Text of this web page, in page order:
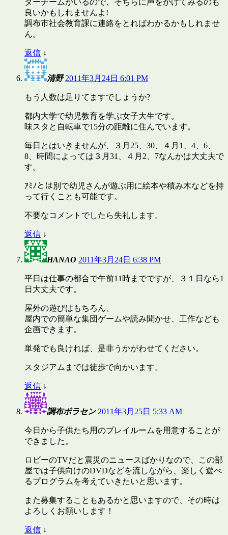
ダーチームがいるので、そちらに声をかけてみるのも
良いかもしれませんよ!
調布市社会教育課に連絡をとればわかるかもしれませ
ん。
返信 ↓
清野 2011年3月24日 6:01 PM
もう人数は足りてますでしょうか?
都内大学で幼児教育を学ぶ女子大生です。
味スタと自転車で15分の距離に住んでいます。
毎日とはいきませんが、３月25、30、４月1、4、6、
8、時間によっては３月31、４月2、7なんかは大丈夫で
す。
ｱﾐﾉとは別で幼児さんが遊ぶ用に絵本や積み木などを持
って行くことも可能です。
不要なコメントでしたら失礼します。
返信 ↓
HANAO 2011年3月24日 6:38 PM
平日は仕事の都合で午前11時までですが、３１日なら1
日大丈夫です。
屋外の遊びはもちろん、
屋内での簡単な集団ゲームや読み聞かせ、工作なども
企画できます。
単発でも良ければ、是非うかがわせてください。
スタジアムまでは徒歩で向かいます。
返信 ↓
調布ボラセン 2011年3月25日 5:33 AM
今日から子供たち用のプレイルームを用意することが
できました。
ロビーのTVだと震災のニュースばかりなので、この部
屋では子供向けのDVDなどを流しながら、楽しく遊べ
るプログラムを考えていきたいと思います。
また募集することもあるかと思いますので、その時は
よろしくお願いします！
返信 ↓